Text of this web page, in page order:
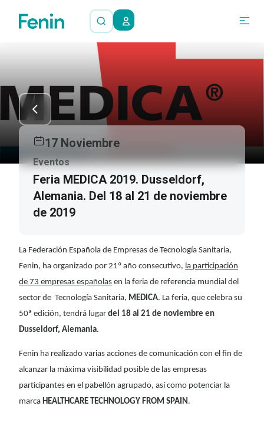
17 Noviembre
Eventos
Feria MEDICA 2019. Dusseldorf,
Alemania. Del 18 al 21 de noviembre
de 2019
La Federación Española de Empresas de Tecnología Sanitaria,
Fenin, ha organizado por 21º año consecutivo, la participación
de 73 empresas españolas en la feria de referencia mundial del
sector de Tecnología Sanitaria, MEDICA. La feria, que celebra su
50ª edición, tendrá lugar del 18 al 21 de noviembre en
Dusseldorf, Alemania.
Fenin ha realizado varias acciones de comunicación con el fin de
alcanzar la máxima visibilidad posible de las empresas
participantes en el pabellón agrupado, así como potenciar la
marca HEALTHCARE TECHNOLOGY FROM SPAIN.